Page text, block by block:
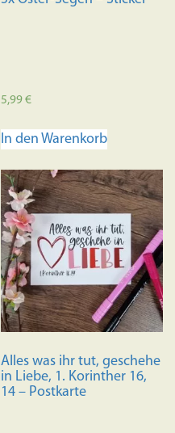
5,99€
In den Warenkorb
Alles was ihr tut, geschehe
in Liebe, 1. Korinther 16,
14 – Postkarte